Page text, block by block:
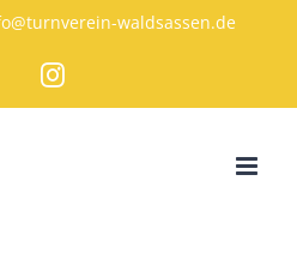
waldsassen.de
FacebookInstagram